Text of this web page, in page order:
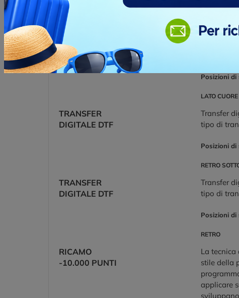
RICAMO -
5.000 PUNTI
La tecnica
stile
applicare
Posizioni di
LATO CUORE
TRANSFER
DIGITALE DTF
Transfer
tipo di
Posizioni di
RETRO
TRANSFER
DIGITALE DTF
Transfer
tipo di
Posizioni di
RETRO
RICAMO
-10.000 PUNTI
La
stile della
applicare